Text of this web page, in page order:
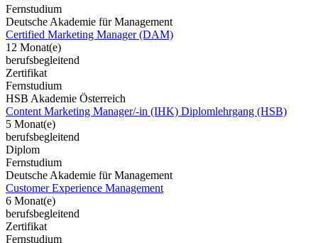
Fernstudium
Deutsche Akademie für Management
Certified Marketing Manager (DAM)
12 Monat(e)
berufsbegleitend
Zertifikat
Fernstudium
HSB Akademie Österreich
Content Marketing Manager/-in (IHK) Diplomlehrgang (HSB)
5 Monat(e)
berufsbegleitend
Diplom
Fernstudium
Deutsche Akademie für Management
Customer Experience Management
6 Monat(e)
berufsbegleitend
Zertifikat
Fernstudium